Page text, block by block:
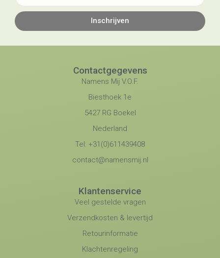
Inschrijven
Contactgegevens
Namens Mij V.O.F.
Biesthoek 1e
5427 RG Boekel
Nederland
Tel: +31(0)611439408
contact@namensmij.nl
Klantenservice
Veel gestelde vragen
Verzendkosten & levertijd
Retourinformatie
Klachtenregeling